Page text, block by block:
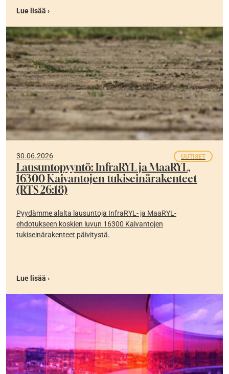
Lue lisää ›
30.06.2026 UUTISET
Lausuntopyyntö: InfraRYL ja MaaRYL,
16300 Kaivantojen tukiseinärakenteet
(RTS 26:18)
Pyydämme alalta lausuntoja InfraRYL- ja MaaRYL-
ehdotukseen koskien luvun 16300 Kaivantojen
tukiseinärakenteet päivitystä.
Lue lisää ›